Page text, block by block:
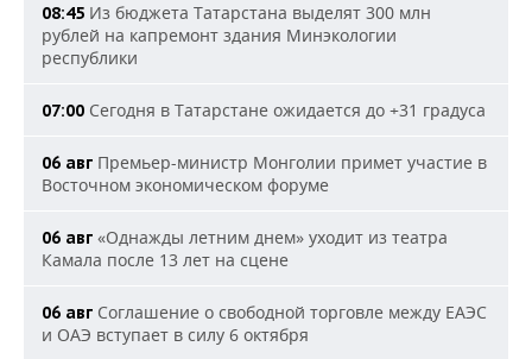
08:45 Из бюджета Татарстана выделят 300 млн
рублей на капремонт здания Минэкологии
республики
07:00 Сегодня в Татарстане ожидается до +31 градуса
06 авг Премьер-министр Монголии примет участие в
Восточном экономическом форуме
06 авг «Однажды летним днем» уходит из театра
Камала после 13 лет на сцене
06 авг Соглашение о свободной торговле между ЕАЭС
и ОАЭ вступает в силу 6 октября